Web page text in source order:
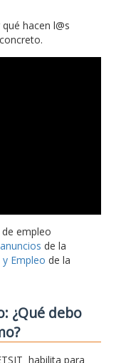
hacen l@s
empleo
de la
Empleo de la
¿Qué debo
habilita para